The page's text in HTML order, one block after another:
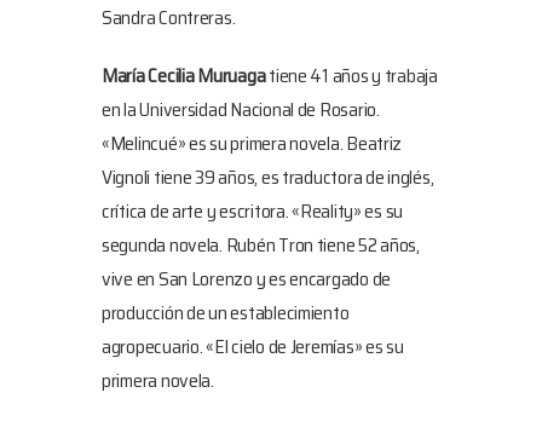
Sandra Contreras.
María Cecilia Muruagatiene 41 años y trabaja
en la Universidad Nacional de Rosario.
«Melincué» es su primera novela. Beatriz
Vignoli tiene 39 años, es traductora de inglés,
crítica de arte y escritora. «Reality» es su
segunda novela. Rubén Tron tiene 52 años,
vive en San Lorenzo y es encargado de
producción de un establecimiento
agropecuario. «El cielo de Jeremías» es su
primera novela.